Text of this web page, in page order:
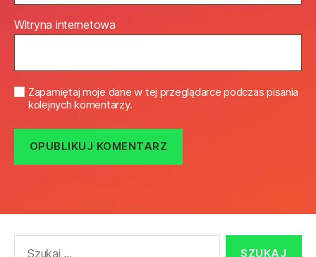
Witryna internetowa
Zapamiętaj moje dane w tej przeglądarce podczas pisania
kolejnych komentarzy.